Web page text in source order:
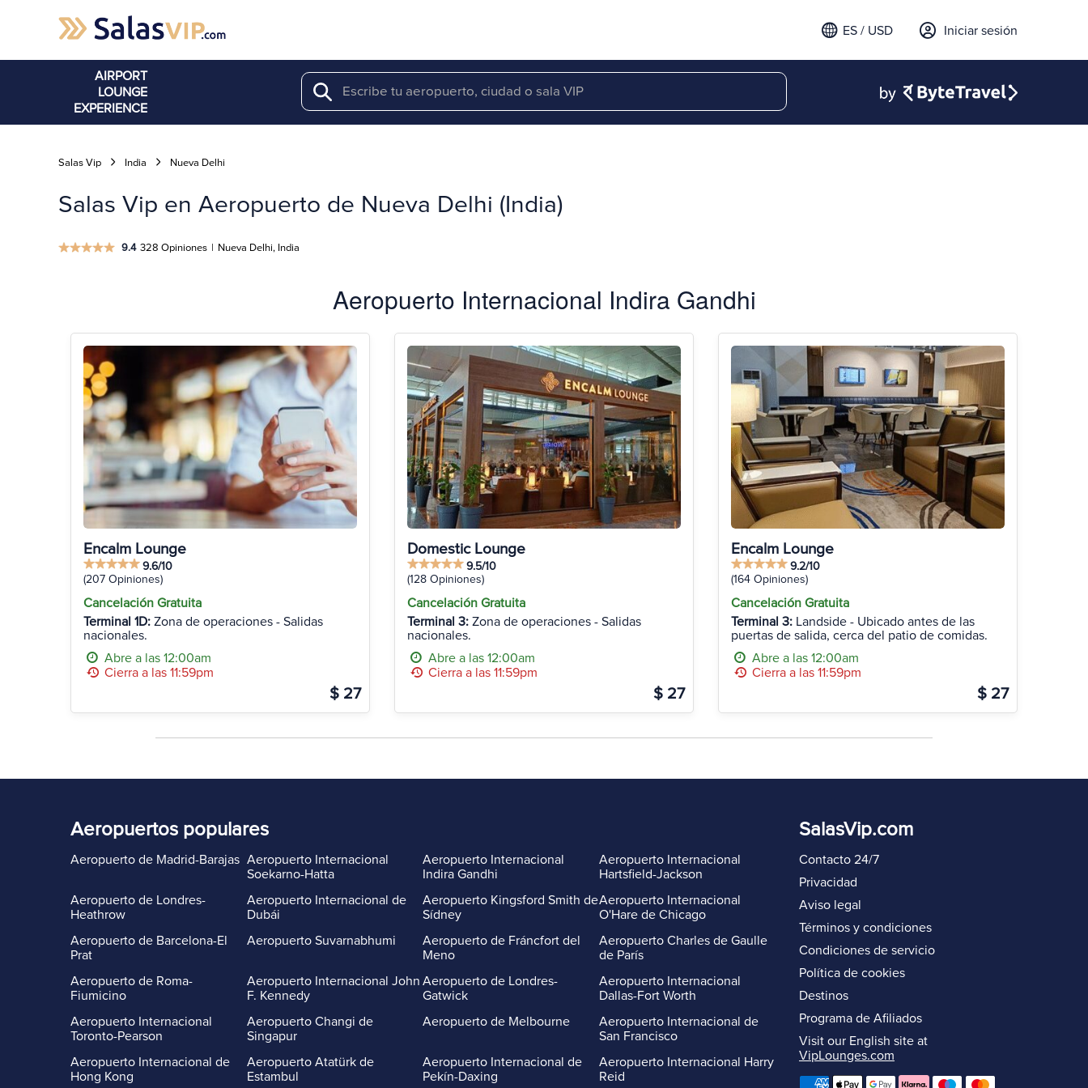
Iniciar sesión
ES / USD
AIRPORT
LOUNGE
EXPERIENCE
Search
Salas Vip India Nueva Delhi
Salas Vip en Aeropuerto de Nueva Delhi (India)
9.4 328 Opiniones | Nueva Delhi, India
Aeropuerto Internacional Indira Gandhi
Encalm Lounge
9.6/10
(207 Opiniones)
Cancelación Gratuita
Terminal 1D: Zona de operaciones - Salidas
nacionales.
Abre a las 12:00am
Cierra a las 11:59pm
$ 27
Domestic Lounge
9.5/10
(128 Opiniones)
Cancelación Gratuita
Terminal 3: Zona de operaciones - Salidas
nacionales.
Abre a las 12:00am
Cierra a las 11:59pm
$ 27
Encalm Lounge
9.2/10
(164 Opiniones)
Cancelación Gratuita
Terminal 3: Landside - Ubicado antes de las
puertas de salida, cerca del patio de comidas.
Abre a las 12:00am
Cierra a las 11:59pm
$ 27
Aeropuertos populares
Aeropuerto de Madrid-Barajas
Aeropuerto de Londres-
Heathrow
Aeropuerto de Barcelona-El
Prat
Aeropuerto de Roma-
Fiumicino
Aeropuerto Internacional
Toronto-Pearson
Aeropuerto Internacional de
Hong Kong
Aeropuerto Internacional
Soekarno-Hatta
Aeropuerto Internacional de
Dubái
Aeropuerto Suvarnabhumi
Aeropuerto Internacional John
F. Kennedy
Aeropuerto Changi de
Singapur
Aeropuerto Atatürk de
Estambul
Aeropuerto Internacional
Indira Gandhi
Aeropuerto Kingsford Smith de
Sídney
Aeropuerto de Fráncfort del
Meno
Aeropuerto de Londres-
Gatwick
Aeropuerto de Melbourne
Aeropuerto Internacional de
Pekín-Daxing
Aeropuerto Internacional
Hartsfield-Jackson
Aeropuerto Internacional
O'Hare de Chicago
Aeropuerto Charles de Gaulle
de París
Aeropuerto Internacional
Dallas-Fort Worth
Aeropuerto Internacional de
San Francisco
Aeropuerto Internacional Harry
Reid
SalasVip.com
Contacto 24/7
Privacidad
Aviso legal
Términos y condiciones
Condiciones de servicio
Política de cookies
Destinos
Programa de Afiliados
Visit our English site at
VipLounges.com